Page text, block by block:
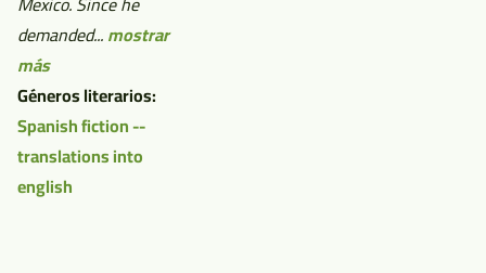
demanded...mostrar
más
Géneros literarios:
Spanish fiction --
translations into
english